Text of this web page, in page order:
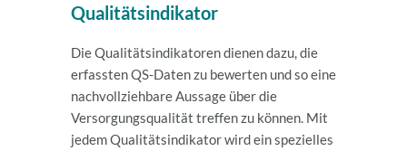
Qualitätsindikator
Die Qualitätsindikatoren dienen dazu, die
erfassten QS-Daten zu bewerten und so eine
nachvollziehbare Aussage über die
Versorgungsqualität treffen zu können. Mit
jedem Qualitätsindikator wird ein spezielles